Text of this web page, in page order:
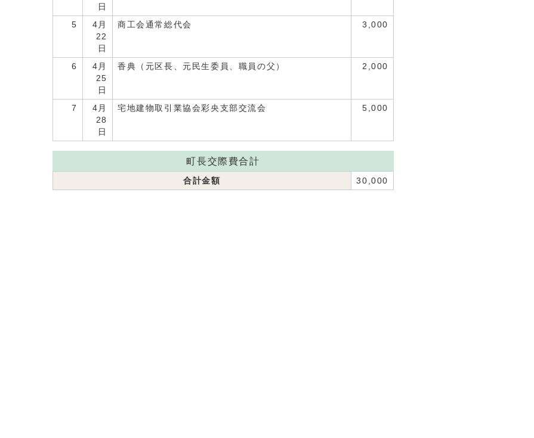
日
5
4月
22
日
商工会通常総代会 3,000
6
4月
25
日
香典（元区長、元民生委員、職員の父） 2,000
7
4月
28
日
宅地建物取引業協会彩央支部交流会 5,000
町長交際費合計
合計金額 30,000